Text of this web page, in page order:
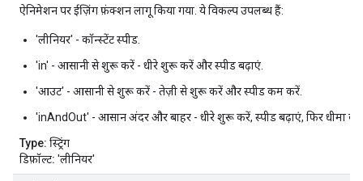
ऐनिमेशन पर ईज़िंग फ़ंक्शन लागू किया गया. ये विकल्प उपलब्ध हैं:
'लीनियर' - कॉन्स्टेंट स्पीड.
'in' - आसानी से शुरू करें - धीरे शुरू करें और स्पीड बढ़ाएं.
'आउट' - आसानी से शुरू करें - तेज़ी से शुरू करें और स्पीड कम करें.
'inAndOut' - आसान अंदर और बाहर - धीरे शुरू करें, स्पीड बढ़ाएं, फिर धीमा
Type: स्ट्रिंग
डिफ़ॉल्ट: 'लीनियर'